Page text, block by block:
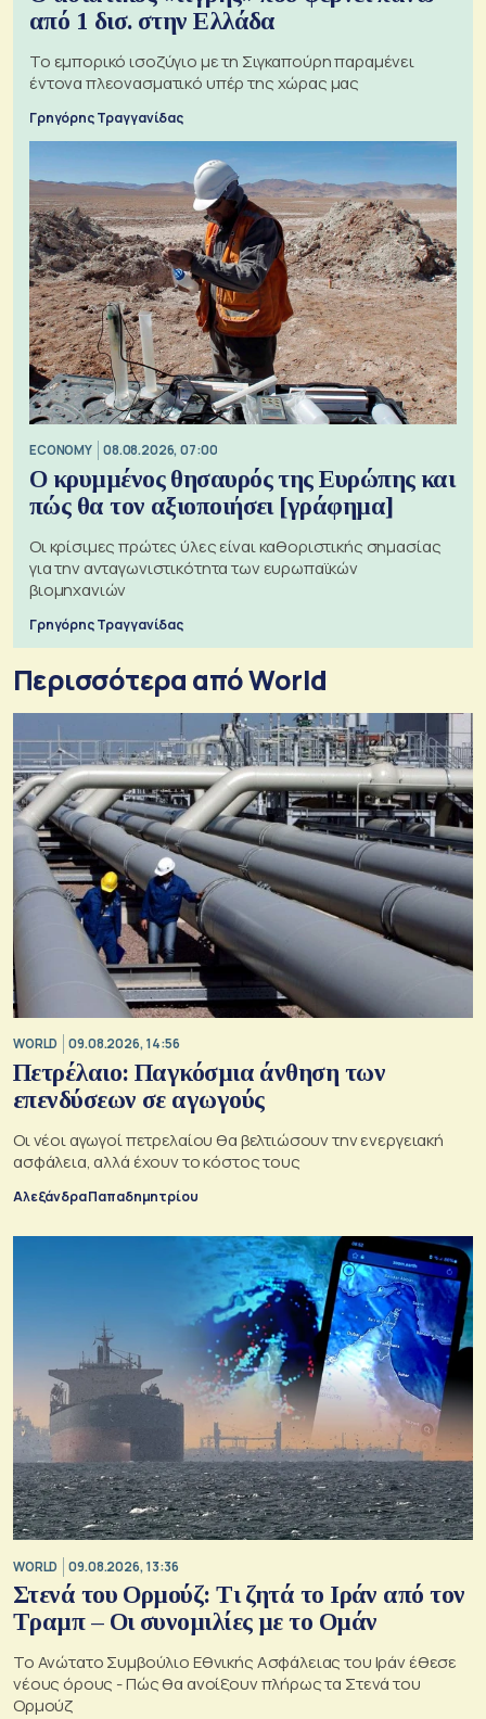
από 1 δισ. στην Ελλάδα
Το εμπορικό ισοζύγιο με τη Σιγκαπούρη παραμένει
έντονα πλεονασματικό υπέρ της χώρας μας
Γρηγόρης Τραγγανίδας
ECONOMY 08.08.2026, 07:00
Ο κρυμμένος θησαυρός της Ευρώπης και
πώς θα τον αξιοποιήσει [γράφημα]
Οι κρίσιμες πρώτες ύλες είναι καθοριστικής σημασίας
για την ανταγωνιστικότητα των ευρωπαϊκών
βιομηχανιών
Γρηγόρης Τραγγανίδας
Περισσότερα από World
WORLD 09.08.2026, 14:56
Πετρέλαιο: Παγκόσμια άνθηση των
επενδύσεων σε αγωγούς
Οι νέοι αγωγοί πετρελαίου θα βελτιώσουν την ενεργειακή
ασφάλεια, αλλά έχουν το κόστος τους
Αλεξάνδρα Παπαδημητρίου
WORLD 09.08.2026, 13:36
Στενά του Ορμούζ: Τι ζητά το Ιράν από τον
Τραμπ – Οι συνομιλίες με το Ομάν
Το Ανώτατο Συμβούλιο Εθνικής Ασφάλειας του Ιράν έθεσε
νέους όρους - Πώς θα ανοίξουν πλήρως τα Στενά του
Ορμούζ